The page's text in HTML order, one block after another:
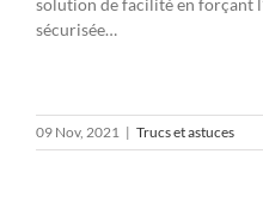
solution de facilité en forçant
sécurisée…
09 Nov, 2021 | Trucs et astuces